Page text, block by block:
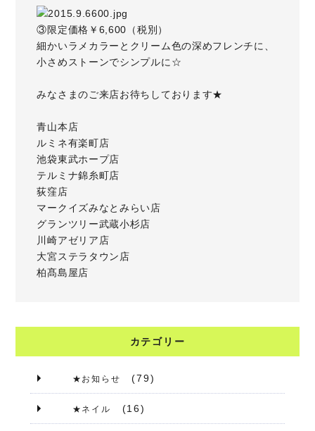
③限定価格￥6,600（税別）
細かいラメカラーとクリーム色の深めフレンチに、
小さめストーンでシンプルに☆
みなさまのご来店お待ちしております★
青山本店
ルミネ有楽町店
池袋東武ホープ店
テルミナ錦糸町店
荻窪店
マークイズみなとみらい店
グランツリー武蔵小杉店
川崎アゼリア店
大宮ステラタウン店
柏髙島屋店
カテゴリー
★お知らせ (79)
★ネイル (16)